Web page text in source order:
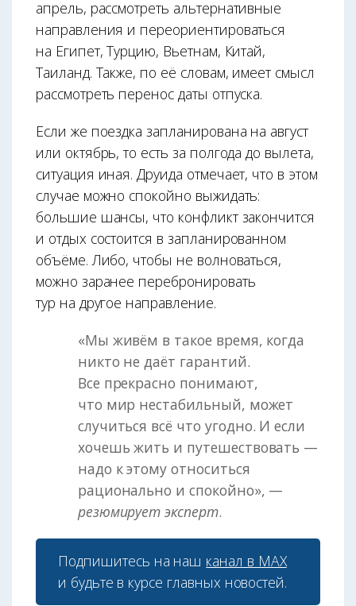
апрель, рассмотреть альтернативные
направления и переориентироваться
на Египет, Турцию, Вьетнам, Китай,
Таиланд. Также, по её словам, имеет смысл
рассмотреть перенос даты отпуска.
Если же поездка запланирована на август
или октябрь, то есть за полгода до вылета,
ситуа­ция иная. Друида отмечает, что в этом
случае можно спокойно выжидать:
большие шансы, что конфликт закончится
и отдых состоится в запланированном
объёме. Либо, чтобы не волноваться,
можно заранее перебронировать
тур на другое направление.
«Мы живём в такое время, когда
никто не даёт гарантий.
Все прекрасно понимают,
что мир нестабильный, может
случиться всё что угодно. И если
хочешь жить и путешествовать —
надо к этому относиться
рационально и спокойно», —
резюмирует эксперт.
Подпишитесь на наш канал в МАХ
и будьте в курсе главных новостей.